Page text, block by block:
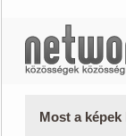
Most a